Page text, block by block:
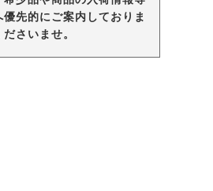
先的にご案内しておりま
さいませ。